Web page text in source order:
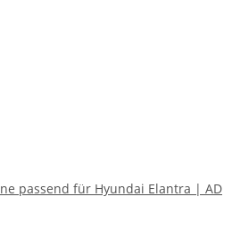
passend für Hyundai Elantra | AD